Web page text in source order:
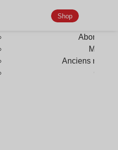
Shop
Anciens